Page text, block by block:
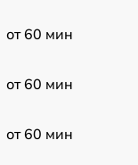
от 60 мин
от 60 мин
от 60 мин